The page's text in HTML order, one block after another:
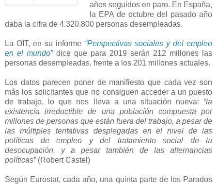
años seguidos en paro. En España,
la EPA de octubre del pasado año
daba la cifra de 4.320.800 personas desempleadas.
La OIT, en su informe “Perspectivas sociales y del empleo
en el mundo”dice que para 2019 serán 212 millones las
personas desempleadas, frente a los 201 millones actuales.
Los datos parecen poner de manifiesto que cada vez son
más los solicitantes que no consiguen acceder a un puesto
de trabajo, lo que nos lleva a una situación nueva: “la
existencia irreductible de una población compuesta por
millones de personas que están fuera del trabajo, a pesar de
las múltiples tentativas desplegadas en el nivel de las
políticas de empleo y del tratamiento social de la
desocupación, y a pesar también de las alternancias
políticas”(Robert Castel)
Según Eurostat, cada año, una quinta parte de los Parados